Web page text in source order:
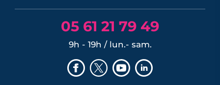
Programmes neufs Roques (1)
Programmes neufs Saint-Loup-Cammas
05 61 21 79 49
9h - 19h / lun.- sam.